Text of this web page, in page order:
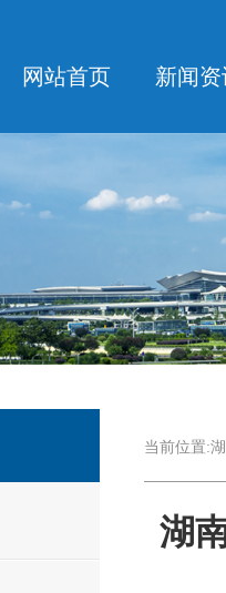
网站首页 新闻
当前位置:
湖